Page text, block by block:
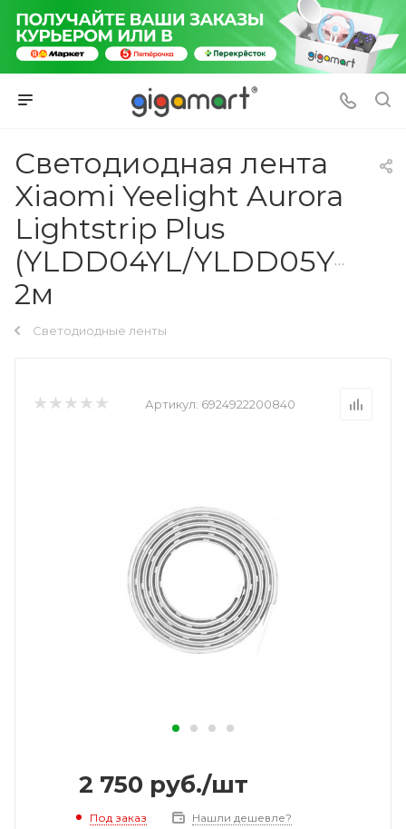
Светодиодная лента
Xiaomi Yeelight Aurora
Lightstrip Plus
(YLDD04YL/YLDD05YL)
2м
Светодиодные ленты
Артикул: 6924922200840
2 750 руб./шт
Под заказ Нашли дешевле?